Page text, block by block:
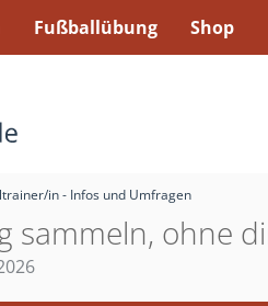
Fußballübung Shop
in - Infos und Umfragen
sammeln, ohne